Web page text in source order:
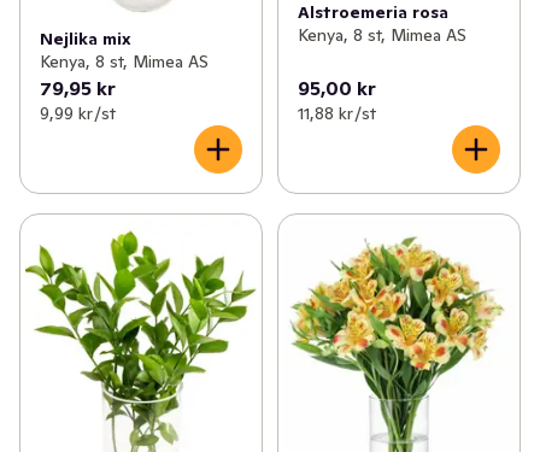
Nejlika mix
Kenya, 8 st, Mimea AS
79,95 kr
9,99 kr /st
Alstroemeria rosa
Kenya, 8 st, Mimea AS
95,00 kr
11,88 kr /st